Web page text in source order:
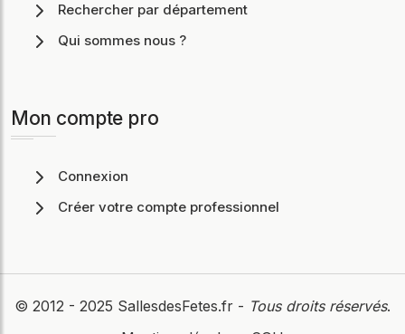
Rechercher par département
Qui sommes nous ?
Mon compte pro
Connexion
Créer votre compte professionnel
© 2012 - 2025 SallesdesFetes.fr - Tous droits réservés.